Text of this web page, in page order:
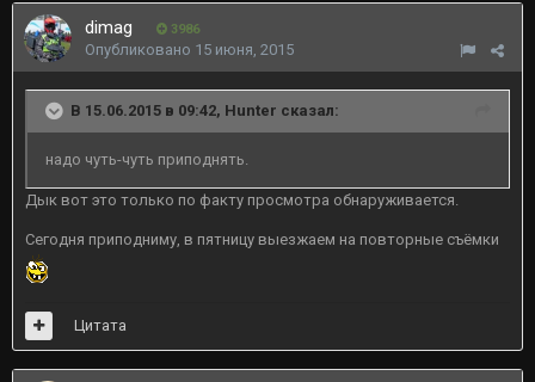
dimag 3986
Опубликовано 15 июня, 2015
В 15.06.2015 в 09:42, Hunter сказал:
надо чуть-чуть приподнять.
Дык вот это только по факту просмотра обнаруживается.
Сегодня приподниму, в пятницу выезжаем на повторные съёмки
Цитата